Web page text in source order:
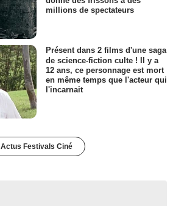
millions de spectateurs
Présent dans 2 films d'une saga
de science-fiction culte ! Il y a
12 ans, ce personnage est mort
en même temps que l'acteur qui
l'incarnait
Actus Festivals Ciné